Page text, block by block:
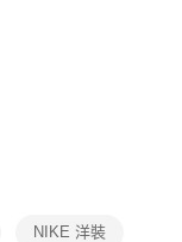
「AFTEE先享後付」
，可透過四大超商／
成。
顯示為準，若有關於
繫「AFTEE先享後付
support/home
NIKE 洋裝